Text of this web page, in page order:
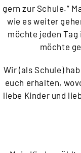
gern zur Schule.“
wie es weiter
möchte jeden Tag
möchte
Wir (als Schule)
euch erhalten,
liebe Kinder und